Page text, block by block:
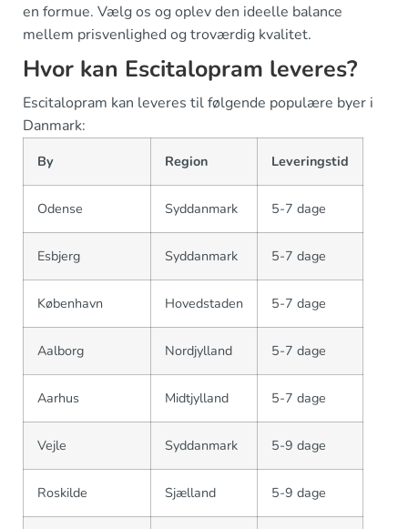
en formue. Vælg os og oplev den ideelle balance
mellem prisvenlighed og troværdig kvalitet.
Hvor kan Escitalopram leveres?
Escitalopram kan leveres til følgende populære byer i
Danmark:
By Region Leveringstid
Odense Syddanmark 5-7 dage
Esbjerg Syddanmark 5-7 dage
København Hovedstaden 5-7 dage
Aalborg Nordjylland 5-7 dage
Aarhus Midtjylland 5-7 dage
Vejle Syddanmark 5-9 dage
Roskilde Sjælland 5-9 dage